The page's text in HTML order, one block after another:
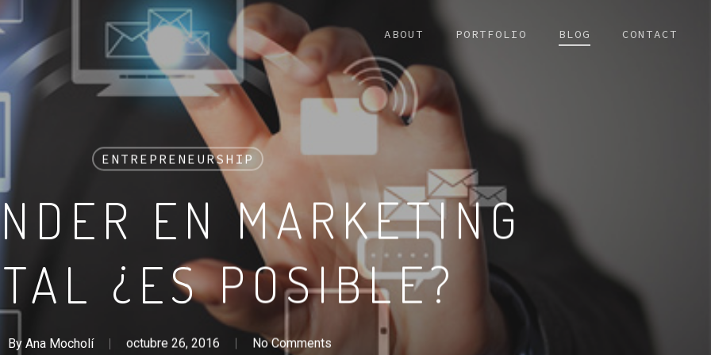
ABOUT PORTFOLIO BLOG CONTACT
ENTREPRENEURSHIP
EN MARKETING
¿ES POSIBLE?
By Ana Mocholí octubre 26, 2016 No Comments